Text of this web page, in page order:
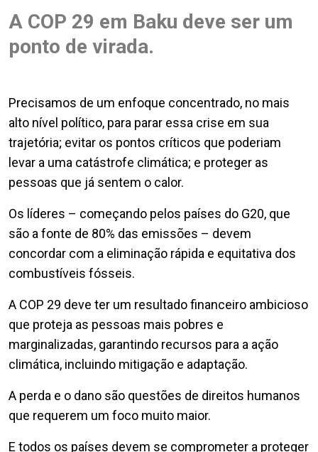
A COP 29 em Baku deve ser um
ponto de virada.
Precisamos de um enfoque concentrado, no mais
alto nível político, para parar essa crise em sua
trajetória; evitar os pontos críticos que poderiam
levar a uma catástrofe climática; e proteger as
pessoas que já sentem o calor.
Os líderes – começando pelos países do G20, que
são a fonte de 80% das emissões – devem
concordar com a eliminação rápida e equitativa dos
combustíveis fósseis.
A COP 29 deve ter um resultado financeiro ambicioso
que proteja as pessoas mais pobres e
marginalizadas, garantindo recursos para a ação
climática, incluindo mitigação e adaptação.
A perda e o dano são questões de direitos humanos
que requerem um foco muito maior.
E todos os países devem se comprometer a proteger